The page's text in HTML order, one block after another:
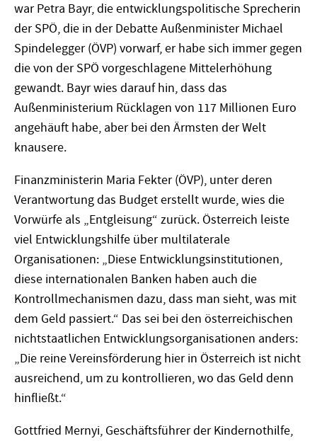
war Petra Bayr, die entwicklungspolitische Sprecherin
der SPÖ, die in der Debatte Außenminister Michael
Spindelegger (ÖVP) vorwarf, er habe sich immer gegen
die von der SPÖ vorgeschlagene Mittelerhöhung
gewandt. Bayr wies darauf hin, dass das
Außenministerium Rücklagen von 117 Millionen Euro
angehäuft habe, aber bei den Ärmsten der Welt
knausere.
Finanzministerin Maria Fekter (ÖVP), unter deren
Verantwortung das Budget erstellt wurde, wies die
Vorwürfe als „Entgleisung“ zurück. Österreich leiste
viel Entwicklungshilfe über multilaterale
Organisationen: „Diese Entwicklungsinstitutionen,
diese internationalen Banken haben auch die
Kontrollmechanismen dazu, dass man sieht, was mit
dem Geld passiert.“ Das sei bei den österreichischen
nichtstaatlichen Entwicklungsorganisationen anders:
„Die reine Vereinsförderung hier in Österreich ist nicht
ausreichend, um zu kontrollieren, wo das Geld denn
hinfließt.“
Gottfried Mernyi, Geschäftsführer der Kindernothilfe,